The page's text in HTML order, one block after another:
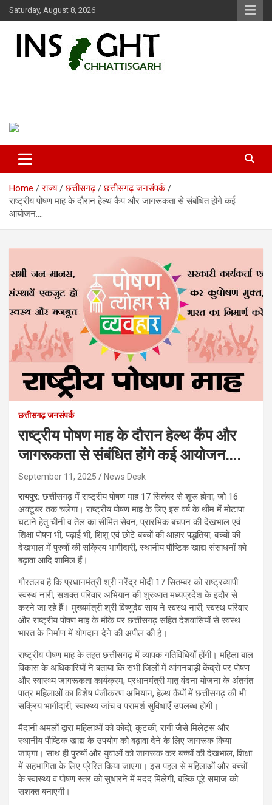
Skip
to
Saturday, August 8, 2026
Home राज्य छत्तीसगढ़
छत्तीसगढ़ जनसंपर्क
राष्ट्रीय पोषण माह के दौरान हेल्थ कैंप और जागरूकता से संबंधित होंगे कई
आयोजन….
छत्तीसगढ़ जनसंपर्क
राष्ट्रीय पोषण माह के दौरान हेल्थ कैंप और
जागरूकता से संबंधित होंगे कई आयोजन….
September 11, 2025 News Desk
रायपुर:छत्तीसगढ़ में राष्ट्रीय पोषण माह 17 सितंबर से शुरू होगा, जो 16
अक्टूबर तक चलेगा। राष्ट्रीय पोषण माह के लिए इस वर्ष के थीम में मोटापा
घटाने हेतु चीनी व तेल का सीमित सेवन, प्रारंभिक बचपन की देखभाल एवं
शिक्षा पोषण भी, पढ़ाई भी, शिशु एवं छोटे बच्चों की आहार पद्धतियां, बच्चों की
देखभाल में पुरुषों की सक्रिय भागीदारी, स्थानीय पौष्टिक खाद्य संसाधनों को
बढ़ावा आदि शामिल हैं।
गौरतलब है कि प्रधानमंत्री श्री नरेंद्र मोदी 17 सितम्बर को राष्ट्रव्यापी
स्वस्थ नारी, सशक्त परिवार अभियान की शुरुआत मध्यप्रदेश के इंदौर से
करने जा रहे हैं। मुख्यमंत्री श्री विष्णुदेव साय ने स्वस्थ नारी, स्वस्थ परिवार
और राष्ट्रीय पोषण माह के मौके पर छत्तीसगढ़ सहित देशवासियों से स्वस्थ
भारत के निर्माण में योगदान देने की अपील की है।
राष्ट्रीय पोषण माह के तहत छत्तीसगढ़ में व्यापक गतिविधियाँ होंगी। महिला बाल
विकास के अधिकारियों ने बताया कि सभी जिलों में आंगनबाड़ी केंद्रों पर पोषण
और स्वास्थ्य जागरूकता कार्यक्रम, प्रधानमंत्री मातृ वंदना योजना के अंतर्गत
पात्र महिलाओं का विशेष पंजीकरण अभियान, हेल्थ कैंपों में छत्तीसगढ़ की भी
सक्रिय भागीदारी, स्वास्थ्य जांच व परामर्श सुविधाएँ उपलब्ध होगी।
मैदानी अमलों द्वारा महिलाओं को कोदो, कुटकी, रागी जैसे मिलेट्स और
स्थानीय पौष्टिक खाद्य के उपयोग को बढ़ावा देने के लिए जागरूक किया
जाएगा। साथ ही पुरुषों और युवाओं को जागरूक कर बच्चों की देखभाल, शिक्षा
में सहभागिता के लिए प्रेरित किया जाएगा। इस पहल से महिलाओं और बच्चों
के स्वास्थ्य व पोषण स्तर को सुधारने में मदद मिलेगी, बल्कि पूरे समाज को
सशक्त बनाएगी।